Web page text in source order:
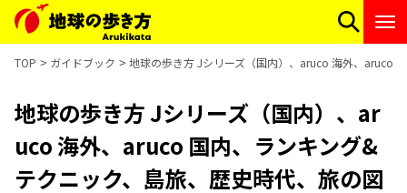
TOP ガイドブック 地球の歩き方 Jシリーズ（国内）、aruco 海外、aruco
地球の歩き方 Jシリーズ（国内）、ar
uco 海外、aruco 国内、ランキング&
テクニック、島旅、歴史時代、旅の図